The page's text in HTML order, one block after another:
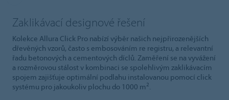
Zaklikávací designové řešení
Kolekce Allura Click Pro nabízí výběr našich nejpřirozenějších
dřevěných vzorů, často s embosováním re registru, a relevantní
řadu betonových a cementových díclů. Zaměření se na vyvážení
a rozměrovou stálost v kombinaci se spolehlivým zaklikávacím
spojem zajišťuje optimální podlahu instalovanou pomocí click
systému pro jakoukoliv plochu do 1000 m 2.